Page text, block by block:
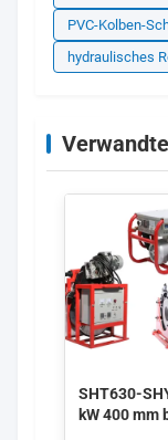
PVC-Kolben-
hydraulisches
SHT630-
kW 400 mm